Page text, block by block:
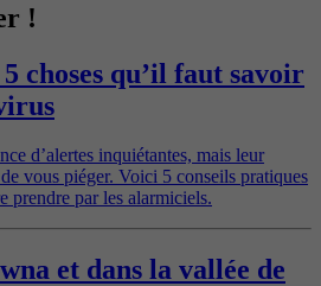
!
choses qu’il faut savoir
d’alertes inquiétantes, mais leur
vous piéger. Voici 5 conseils pratiques
prendre par les alarmiciels.
et dans la vallée de